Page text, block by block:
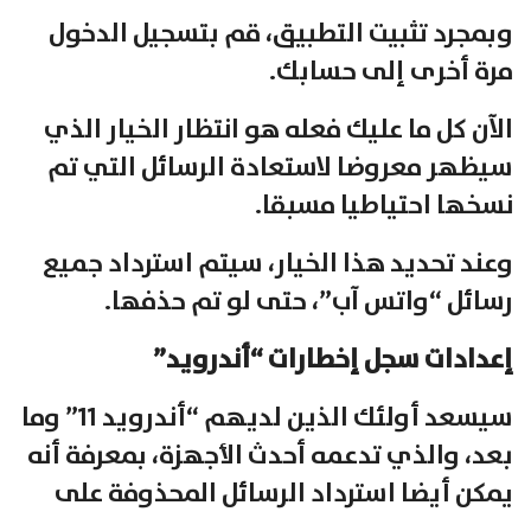
وبمجرد تثبيت التطبيق، قم بتسجيل الدخول
مرة أخرى إلى حسابك.
الآن كل ما عليك فعله هو انتظار الخيار الذي
سيظهر معروضا لاستعادة الرسائل التي تم
نسخها احتياطيا مسبقا.
وعند تحديد هذا الخيار، سيتم استرداد جميع
رسائل “واتس آب”، حتى لو تم حذفها.
إعدادات سجل إخطارات “أندرويد”
سيسعد أولئك الذين لديهم “أندرويد 11” وما
بعد، والذي تدعمه أحدث الأجهزة، بمعرفة أنه
يمكن أيضا استرداد الرسائل المحذوفة على